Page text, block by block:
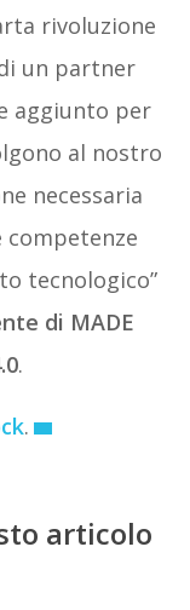
rivoluzione
un partner
aggiunto per
al nostro
necessaria
tecnologico”
di MADE
.
.
articolo